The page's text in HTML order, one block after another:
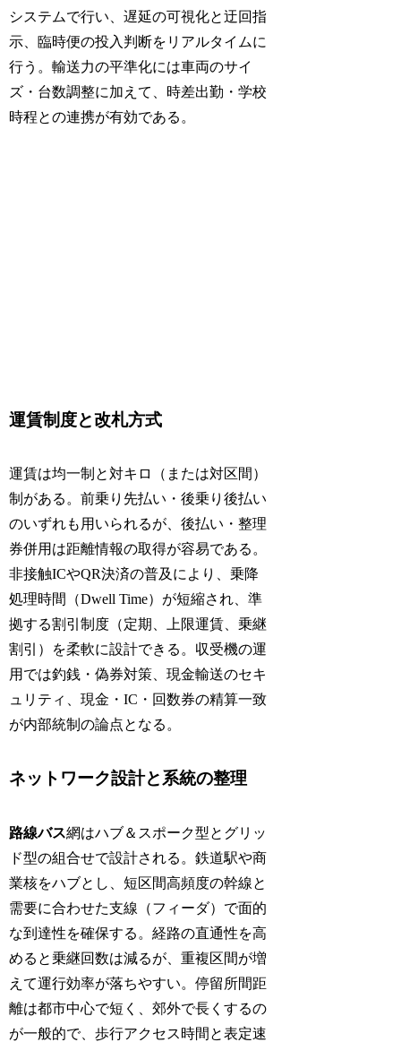
システムで行い、遅延の可視化と迂回指
示、臨時便の投入判断をリアルタイムに
行う。輸送力の平準化には車両のサイ
ズ・台数調整に加えて、時差出勤・学校
時程との連携が有効である。
運賃制度と改札方式
運賃は均一制と対キロ（または対区間）
制がある。前乗り先払い・後乗り後払い
のいずれも用いられるが、後払い・整理
券併用は距離情報の取得が容易である。
非接触ICやQR決済の普及により、乗降
処理時間（Dwell Time）が短縮され、準
拠する割引制度（定期、上限運賃、乗継
割引）を柔軟に設計できる。収受機の運
用では釣銭・偽券対策、現金輸送のセキ
ュリティ、現金・IC・回数券の精算一致
が内部統制の論点となる。
ネットワーク設計と系統の整理
路線バス網はハブ＆スポーク型とグリッ
ド型の組合せで設計される。鉄道駅や商
業核をハブとし、短区間高頻度の幹線と
需要に合わせた支線（フィーダ）で面的
な到達性を確保する。経路の直通性を高
めると乗継回数は減るが、重複区間が増
えて運行効率が落ちやすい。停留所間距
離は都市中心で短く、郊外で長くするの
が一般的で、歩行アクセス時間と表定速